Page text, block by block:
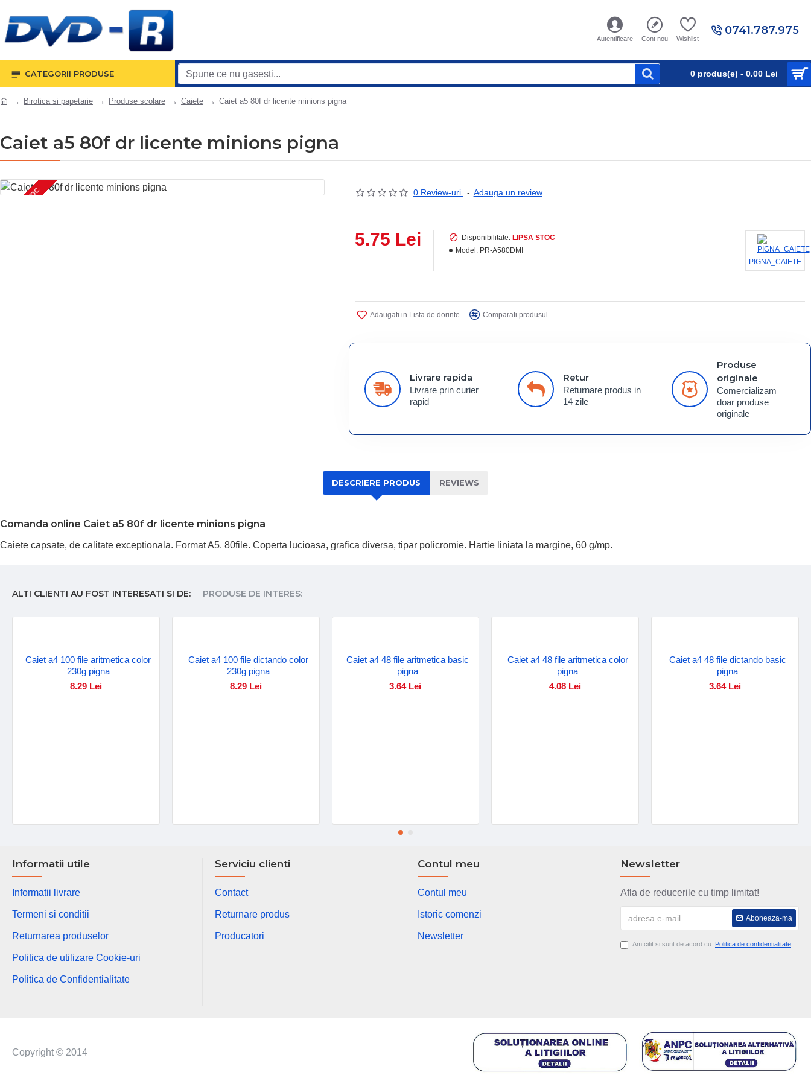
0741.787.975
Autentificare Cont nou Wishlist
CATEGORII PRODUSE 0 produs(e) - 0.00 Lei
Birotica si papetarie Produse scolare Caiete Caiet a5 80f dr licente minions pigna
Caiet a5 80f dr licente minions pigna
LIPSA STOC 0 Review-uri. - Adauga un review
5.75 Lei Disponibilitate: LIPSA STOC
Model: PR-A580DMI
PIGNA_CAIETE
Adaugati in Lista de dorinte Comparati produsul
Livrare rapida
Livrare prin curier
rapid
Retur
Returnare produs in
14 zile
Produse
originale
Comercializam
doar produse
originale
DESCRIERE PRODUS REVIEWS
Comanda online Caiet a5 80f dr licente minions pigna
Caiete capsate, de calitate exceptionala. Format A5. 80file. Coperta lucioasa, grafica diversa, tipar policromie. Hartie liniata la margine, 60 g/mp.
ALTI CLIENTI AU FOST INTERESATI SI DE: PRODUSE DE INTERES:
Caiet a4 100 file aritmetica color
230g pigna
8.29 Lei
Caiet a4 100 file dictando color
230g pigna
8.29 Lei
Caiet a4 48 file aritmetica basic
pigna
3.64 Lei
Caiet a4 48 file aritmetica color
pigna
4.08 Lei
Caiet a4 48 file dictando basic
pigna
3.64 Lei
Informatii utile
Informatii livrare
Termeni si conditii
Returnarea produselor
Politica de utilizare Cookie-uri
Politica de Confidentialitate
Serviciu clienti
Contact
Returnare produs
Producatori
Contul meu
Contul meu
Istoric comenzi
Newsletter
Newsletter
Afla de reducerile cu timp limitat!
Aboneaza-ma
Am citit si sunt de acord cu Politica de confidentialitate
Copyright © 2014